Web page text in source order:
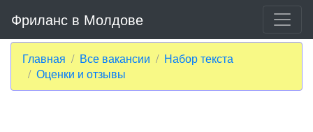
Фриланс в Молдове
Главная Все вакансии
Набор текста
Оценки и отзывы